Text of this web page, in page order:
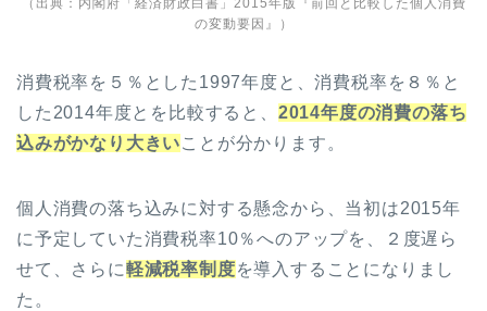
（出典：内閣府「経済財政白書」2015年版『前回と比較した個人消費
の変動要因 』）
消費税率を５％とした1997年度と、消費税率を８％と
した2014年度とを比較すると、 2014年度の消費の落ち
込みがかなり大きいことが分かります。
個人消費の落ち込みに対する懸念から、当初は2015年
に予定していた消費税率10％へのアップを、２度遅ら
せて、さらに軽減税率制度を導入することになりまし
た。